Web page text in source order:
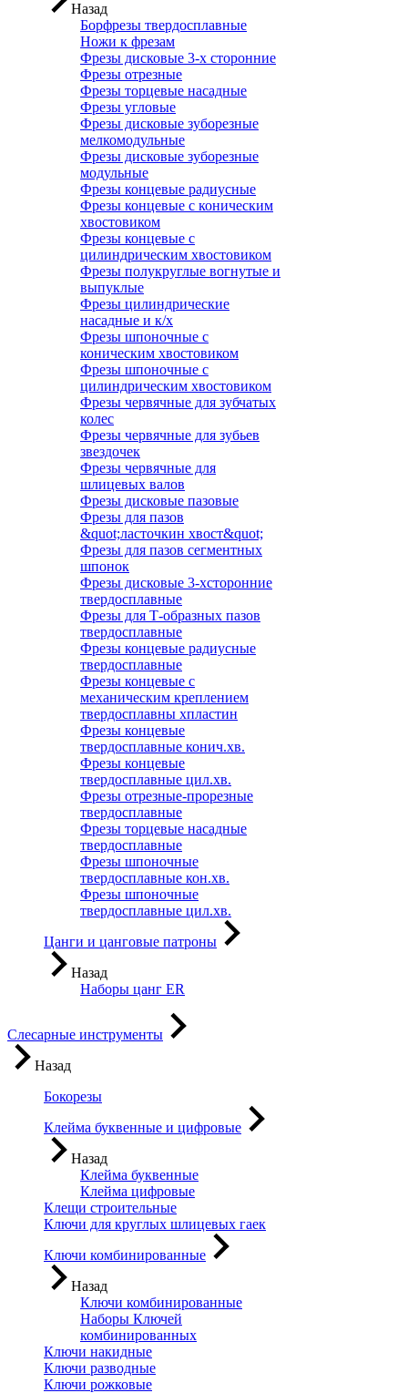
Назад
Борфрезы твердосплавные
Ножи к фрезам
Фрезы дисковые 3-х сторонние
Фрезы отрезные
Фрезы торцевые насадные
Фрезы угловые
Фрезы дисковые зуборезные
мелкомодульные
Фрезы дисковые зуборезные
модульные
Фрезы концевые радиусные
Фрезы концевые с коническим
хвостовиком
Фрезы концевые с
цилиндрическим хвостовиком
Фрезы полукруглые вогнутые и
выпуклые
Фрезы цилиндрические
насадные и к/х
Фрезы шпоночные с
коническим хвостовиком
Фрезы шпоночные с
цилиндрическим хвостовиком
Фрезы червячные для зубчатых
колес
Фрезы червячные для зубьев
звездочек
Фрезы червячные для
шлицевых валов
Фрезы дисковые пазовые
Фрезы для пазов
&quot;ласточкин хвост&quot;
Фрезы для пазов сегментных
шпонок
Фрезы дисковые 3-хсторонние
твердосплавные
Фрезы для Т-образных пазов
твердосплавные
Фрезы концевые радиусные
твердосплавные
Фрезы концевые с
механическим креплением
твердосплавны хпластин
Фрезы концевые
твердосплавные конич.хв.
Фрезы концевые
твердосплавные цил.хв.
Фрезы отрезные-прорезные
твердосплавные
Фрезы торцевые насадные
твердосплавные
Фрезы шпоночные
твердосплавные кон.хв.
Фрезы шпоночные
твердосплавные цил.хв.
Цанги и цанговые патроны
Назад
Наборы цанг ER
Слесарные инструменты
Назад
Бокорезы
Клейма буквенные и цифровые
Назад
Клейма буквенные
Клейма цифровые
Клещи строительные
Ключи для круглых шлицевых гаек
Ключи комбинированные
Назад
Ключи комбинированные
Наборы Ключей
комбинированных
Ключи накидные
Ключи разводные
Ключи рожковые